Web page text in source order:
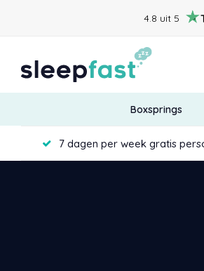
4.8 uit 5
Boxsprings
7 dagen per week gratis